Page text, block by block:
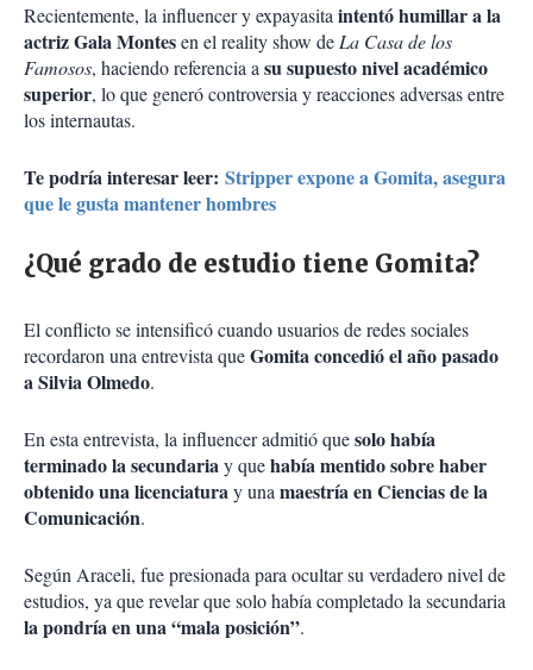
Recientemente, la influencer y expayasitaintentó humillar a la
actriz Gala Montesen el reality show deLa Casa de los
Famosos, haciendo referencia asu supuesto nivel académico
superior, lo que generó controversia y reacciones adversas entre
los internautas.
Te podría interesar leer: Stripper expone a Gomita, asegura
que le gusta mantener hombres
¿Qué grado de estudio tiene Gomita?
El conflicto se intensificó cuando usuarios de redes sociales
recordaron una entrevista queGomita concedió el año pasado
a Silvia Olmedo.
En esta entrevista, la influencer admitió quesolo había
terminado la secundariay quehabía mentido sobre haber
obtenido una licenciaturay unamaestría en Ciencias de la
Comunicación.
Según Araceli, fue presionada para ocultar su verdadero nivel de
estudios, ya que revelar que solo había completado la secundaria
la pondría en una “mala posición”.